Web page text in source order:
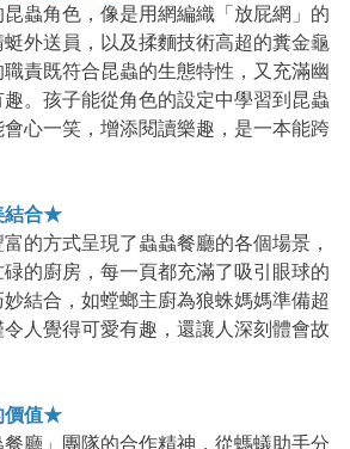
蟲角色，像是用網編織「放屁網」的
外送員，以及揉麵技術高超的糞金龜
責既符合昆蟲的生態特性，又充滿幽
。孩子能從角色的設定中學習到昆蟲
心一笑，增添閱讀樂趣，是一本能跨
結合★
的方式呈現了蟲蟲餐廳的各個場景，
的廚房，每一頁都充滿了吸引眼球的
結合，如螳螂主廚為狼蛛媽媽準備超
人覺得可愛有趣，還讓人深刻體會故
價值★
廳」團隊的合作精神，從螞蟻助手分